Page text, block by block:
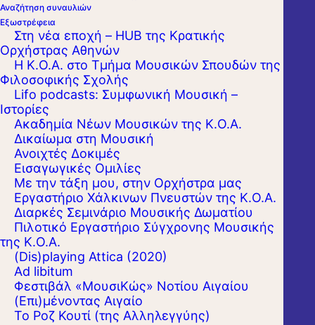
Αναζήτηση συναυλιών
Εξωστρέφεια
Στη νέα εποχή – HUB της Κρατικής
Ορχήστρας Αθηνών
Η Κ.Ο.Α. στο Τμήμα Μουσικών Σπουδών της
Φιλοσοφικής Σχολής
Lifo podcasts: Συμφωνική Μουσική –
Ιστορίες
Ακαδημία Νέων Μουσικών της Κ.Ο.Α.
Δικαίωμα στη Μουσική
Ανοιχτές Δοκιμές
Εισαγωγικές Ομιλίες
Με την τάξη μου, στην Ορχήστρα μας
Εργαστήριo Χάλκινων Πνευστών της Κ.Ο.Α.
Διαρκές Σεμινάριο Μουσικής Δωματίου
Πιλοτικό Εργαστήριο Σύγχρονης Μουσικής
της Κ.Ο.Α.
(Dis)playing Attica (2020)
Ad libitum
Φεστιβάλ «ΜουσιΚώς» Νοτίου Αιγαίου
(Επι)μένοντας Αιγαίο
Το Ροζ Κουτί (της Αλληλεγγύης)
Ο μαραθώνιος εκτέλεσης και των πέντε